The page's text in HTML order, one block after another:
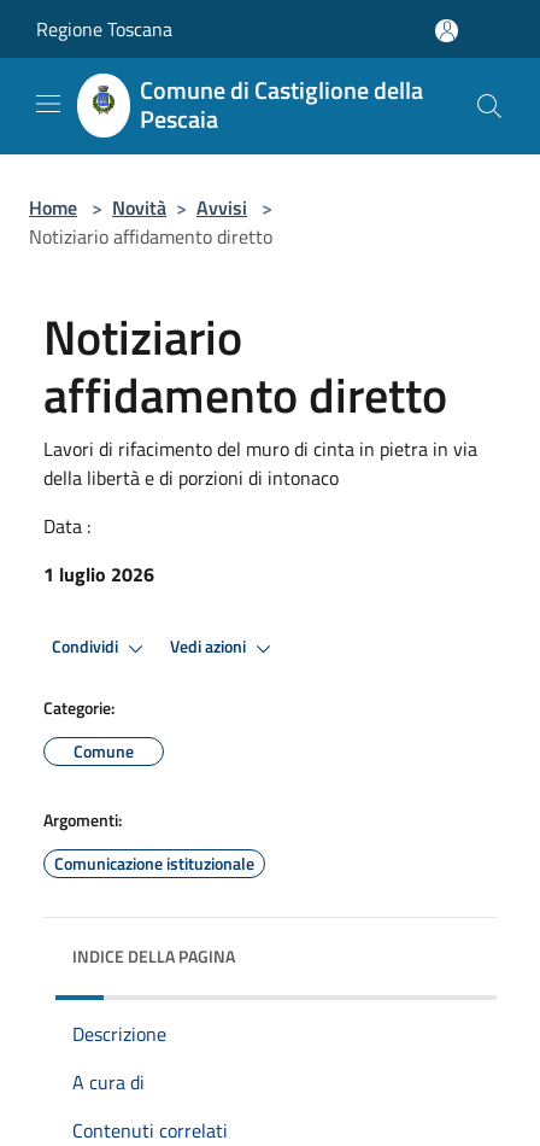
Regione Toscana
Comune di Castiglione della
Pescaia
Home > Novità > Avvisi >
Notiziario affidamento diretto
Notiziario
affidamento diretto
Lavori di rifacimento del muro di cinta in pietra in via
della libertà e di porzioni di intonaco
Data :
1 luglio 2026
Condividi Vedi azioni
Categorie:
Comune
Argomenti:
Comunicazione istituzionale
INDICE DELLA PAGINA
Descrizione
A cura di
Contenuti correlati